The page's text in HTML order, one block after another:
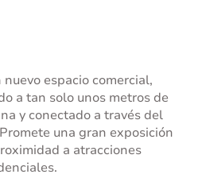
espacio comercial,
a tan solo unos metros de
y conectado a través del
una gran exposición
a atracciones